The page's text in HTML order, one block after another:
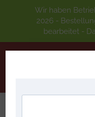
Wir haben
2026 -
bearbeitet -